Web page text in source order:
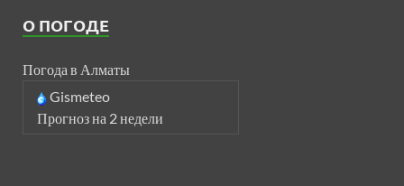
О ПОГОДЕ
Погода в Алматы
Gismeteo
Прогноз на 2 недели